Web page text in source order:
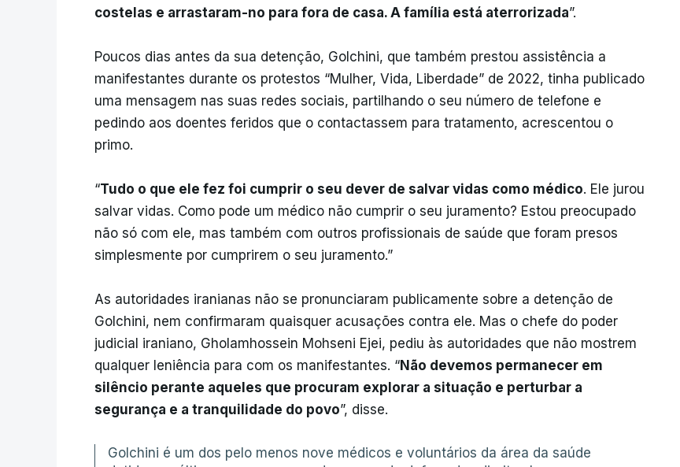
costelas e arrastaram-no para fora de casa. A família está aterrorizada”.
Poucos dias antes da sua detenção, Golchini, que também prestou assistência a
manifestantes durante os protestos “Mulher, Vida, Liberdade” de 2022, tinha publicado
uma mensagem nas suas redes sociais, partilhando o seu número de telefone e
pedindo aos doentes feridos que o contactassem para tratamento, acrescentou o
primo.
“Tudo o que ele fez foi cumprir o seu dever de salvar vidas como médico. Ele jurou
salvar vidas. Como pode um médico não cumprir o seu juramento? Estou preocupado
não só com ele, mas também com outros profissionais de saúde que foram presos
simplesmente por cumprirem o seu juramento.”
As autoridades iranianas não se pronunciaram publicamente sobre a detenção de
Golchini, nem confirmaram quaisquer acusações contra ele. Mas o chefe do poder
judicial iraniano, Gholamhossein Mohseni Ejei, pediu às autoridades que não mostrem
qualquer leniência para com os manifestantes. “Não devemos permanecer em
silêncio perante aqueles que procuram explorar a situação e perturbar a
segurança e a tranquilidade do povo”, disse.
Golchini é um dos pelo menos nove médicos e voluntários da área da saúde